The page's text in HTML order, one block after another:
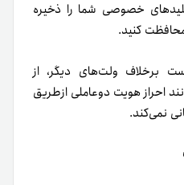
خصوصی شما را ذخیره
کنید.
برخلاف ولت‌های دیگر، از
احراز هویت دوعاملی ازطریق
نمی‌کند.